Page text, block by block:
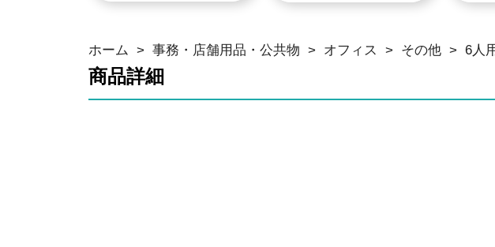
ホーム > 事務・店舗用品・公共物 > オフィス > その他 > 6人
商品詳細